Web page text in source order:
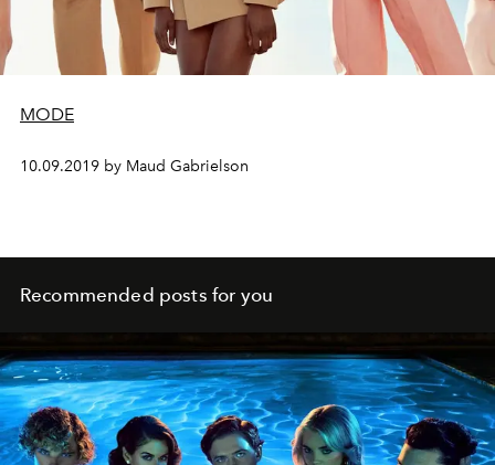
MODE
10.09.2019 by Maud Gabrielson
Recommended posts for you